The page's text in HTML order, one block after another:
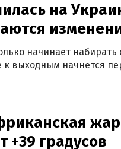
на
начинает набирать
выходным начнется
+39 градусов